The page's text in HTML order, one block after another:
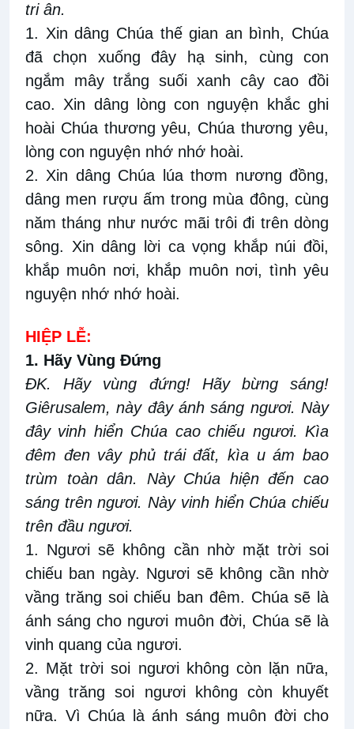
tri ân.
1. Xin dâng Chúa thế gian an bình, Chúa
đã chọn xuống đây hạ sinh, cùng con
ngắm mây trắng suối xanh cây cao đồi
cao. Xin dâng lòng con nguyện khắc ghi
hoài Chúa thương yêu, Chúa thương yêu,
lòng con nguyện nhớ nhớ hoài.
2. Xin dâng Chúa lúa thơm nương đồng,
dâng men rượu ấm trong mùa đông, cùng
năm tháng như nước mãi trôi đi trên dòng
sông. Xin dâng lời ca vọng khắp núi đồi,
khắp muôn nơi, khắp muôn nơi, tình yêu
nguyện nhớ nhớ hoài.
HIỆP LỄ:
1. Hãy Vùng Đứng
ĐK. Hãy vùng đứng! Hãy bừng sáng!
Giêrusalem, này đây ánh sáng ngươi. Này
đây vinh hiển Chúa cao chiếu ngươi. Kìa
đêm đen vây phủ trái đất, kìa u ám bao
trùm toàn dân. Này Chúa hiện đến cao
sáng trên ngươi. Này vinh hiển Chúa chiếu
trên đầu ngươi.
1. Ngươi sẽ không cần nhờ mặt trời soi
chiếu ban ngày. Ngươi sẽ không cần nhờ
vầng trăng soi chiếu ban đêm. Chúa sẽ là
ánh sáng cho ngươi muôn đời, Chúa sẽ là
vinh quang của ngươi.
2. Mặt trời soi ngươi không còn lặn nữa,
vầng trăng soi ngươi không còn khuyết
nữa. Vì Chúa là ánh sáng muôn đời cho